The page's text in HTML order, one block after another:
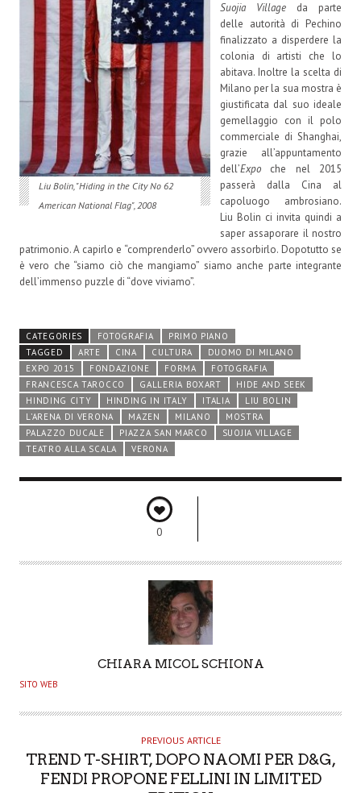
Liu Bolin, "Hiding in the City No 62
American National Flag", 2008
Suojia Village da parte
delle autorità di Pechino
finalizzato a disperdere la
colonia di artisti che lo
abitava. Inoltre la scelta di
Milano per la sua mostra è
giustificata dal suo ideale
gemellaggio con il polo
commerciale di Shanghai,
grazie all’appuntamento
dell’Expoche nel 2015
passerà dalla Cina al
capoluogo ambrosiano.
Liu Bolin ci invita quindi a
saper assaporare il nostro
patrimonio. A capirlo e “comprenderlo” ovvero assorbirlo. Dopotutto se
è vero che “siamo ciò che mangiamo” siamo anche parte integrante
dell’immenso puzzle di “dove viviamo”.
CATEGORIES FOTOGRAFIA
PRIMO PIANO
TAGGED
ARTE CINA CULTURA
DUOMO DI MILANO
EXPO 2015
FONDAZIONE FORMA
FOTOGRAFIA
FRANCESCA TAROCCO
GALLERIA BOXART
HIDE AND SEEK
HINDING CITY
HINDING IN ITALY ITALIA
LIU BOLIN
L’ARENA DI VERONA
MAZEN MILANO
MOSTRA
PALAZZO DUCALE
PIAZZA SAN MARCO
SUOJIA VILLAGE
TEATRO ALLA SCALA
VERONA
0
U
H
R
CHIARA MICOL SCHIONA
SITO WEB
PREVIOUS ARTICLE
TREND T-SHIRT, DOPO NAOMI PER D&G,
FENDI PROPONE FELLINI IN LIMITED